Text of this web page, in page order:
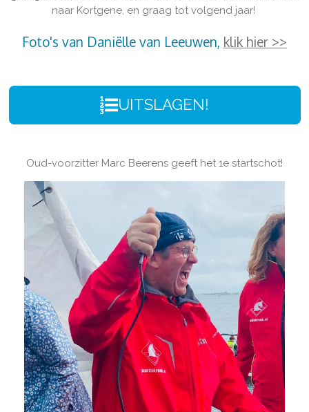
naar Kortgene, en graag tot volgend jaar!
Foto's van Daniëlle van Leeuwen, klik hier >>
UITSLAGEN!
Oud-voorzitter Marc Beerens geeft het 1e startschot!